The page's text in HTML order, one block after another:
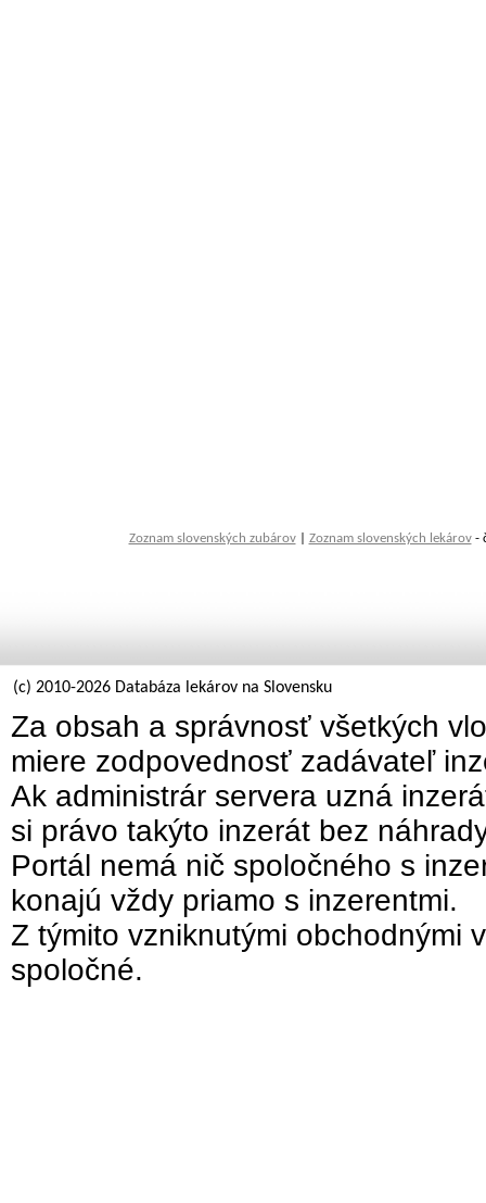
Zoznam slovenských zubárov| Zoznam slovenských lekárov-
(c) 2010-2026 Databáza lekárov na Slovensku
Za obsah a správnosť všetkých
miere zodpovednosť zadávateľ
Ak administrár servera uzná
si právo takýto inzerát bez
Portál nemá nič spoločného s
konajú vždy priamo s inzerentmi.
Z týmito vzniknutými obchodnými
spoločné.